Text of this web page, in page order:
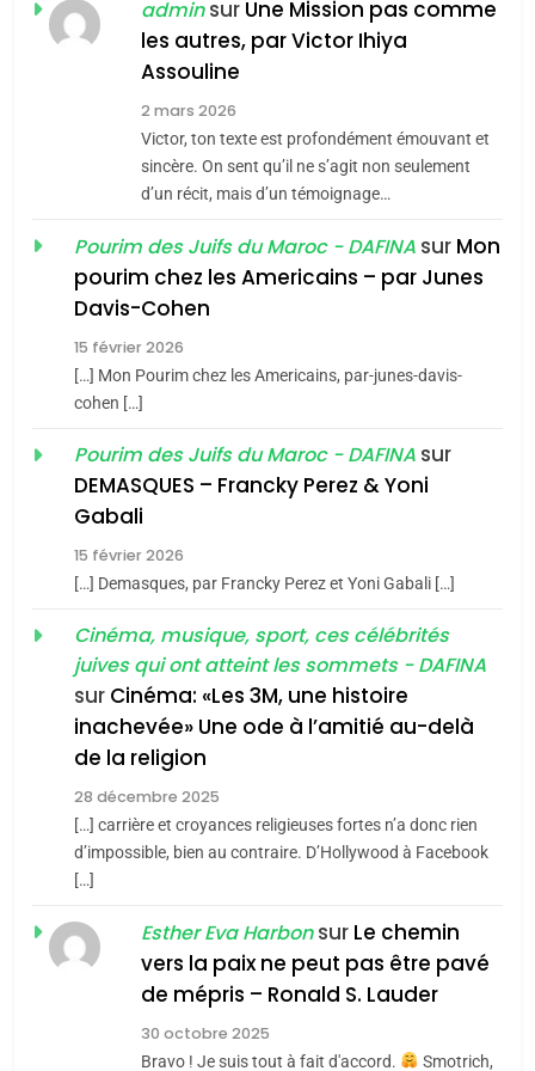
MA JUDAÏTE par Thérèse
Zrihen-Dvir
ISRAÉL JUDAISME
CE QUI NOUS MANQUE –
Jacques Hadida
JUDAISME
Maroc : Les amandes de
Tafraout, le miel de Tadla
du terroir
Oeil ravageur – Vanessa
De Loya Stauber
«Tu dis génocide, je dis
guerre»: La nouvelle
chanson de Boy George
ISRAÉL JUDAISME
Accords d’Isaac:
l’alliance pourrait
s’étendre à 13 pays
d’Amérique latine
ISRAÉL JUDAISME
adminsur Une Mission pas comme
les autres, par Victor Ihiya
Assouline
2 mars 2026
Victor, ton texte est profondément émouvant et
sincère. On sent qu’il ne s’agit non seulement
d’un récit, mais d’un témoignage…
Pourim des Juifs du Maroc - DAFINA sur Mon
pourim chez les Americains – par Junes
Davis-Cohen
15 février 2026
[…] Mon Pourim chez les Americains, par-junes-davis-
cohen […]
Pourim des Juifs du Maroc - DAFINA sur
DEMASQUES – Francky Perez & Yoni
Gabali
15 février 2026
[…] Demasques, par Francky Perez et Yoni Gabali […]
Cinéma, musique, sport, ces célébrités
juives qui ont atteint les sommets - DAFINA
sur Cinéma: «Les 3M, une histoire
inachevée» Une ode à l’amitié au-delà
de la religion
28 décembre 2025
[…] carrière et croyances religieuses fortes n’a donc rien
d’impossible, bien au contraire. D’Hollywood à Facebook
[…]
Esther Eva Harbonsur Le chemin
vers la paix ne peut pas être pavé
de mépris – Ronald S. Lauder
30 octobre 2025
Bravo ! Je suis tout à fait d'accord.
Smotrich,
meurtrière selon le rapport
l’antisémitisme
FIÈRE, DIGNE ET RÉSILIENTE :
POURQUOI JE REVENDIQUE
MA JUDAÏTE par Thérèse
Zrihen-Dvir
ISRAÉL
CE QUI NOUS MANQUE –
JUDAISME
Maroc : Les amandes de
Tafraout, le miel de Tadla